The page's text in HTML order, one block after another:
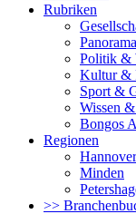
Rubriken
Panorama
Politik &
Kultur &
Sport &
Wissen
Bongos
Regionen
Hannover
Minden
>>